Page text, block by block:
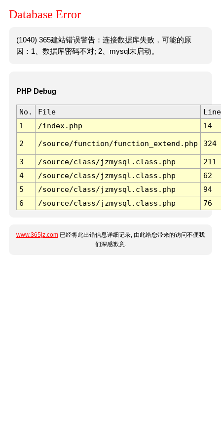
Database Error
(1040) 365建站错误警告：连接数据库失败，可能的原
因：1、数据库密码不对; 2、mysql未启动。
PHP Debug
No. File
Line
1
/index.php 14
2 /source/function/function_extend.php 324
3 /source/class/jzmysql.class.php
211
4
/source/class/jzmysql.class.php
62
5
/source/class/jzmysql.class.php
94
6
/source/class/jzmysql.class.php 76
www.365jz.com 已经将此出错信息详细记录, 由此给您带来的访问不便我
们深感歉意.